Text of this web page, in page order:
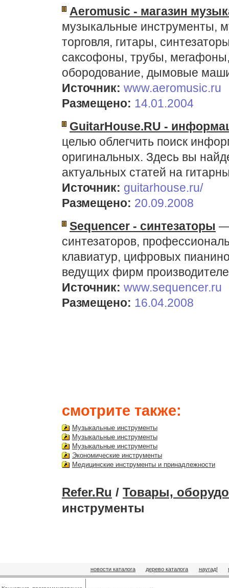
Aeromusic - магазин
музыкальные инструменты,
торговля, гитары,
саксофоны, трубы,
обородование, дымовые
Источник: www.aeromusic.ru
Размещено: 14.01.2004
GuitarHouse.RU -
целью облегчить поиск
оригинальных. Здесь вы
актуальных статей на
Источник: guitarhouse.ru/
Размещено: 20.09.2008
Sequencer - синтезаторы —
синтезаторов,
клавиатур, цифровых
ведущих фирм
Источник: www.sequencer.ru
Размещено: 16.04.2008
смотрите также:
Музыкальные инструменты
Музыкальные инструменты
Музыкальные инструменты
Экономические инструменты
Медицинские инструменты и принадлежности
Refer.Ru / Товары,
инструменты
новости каталога дерево каталога наугад!